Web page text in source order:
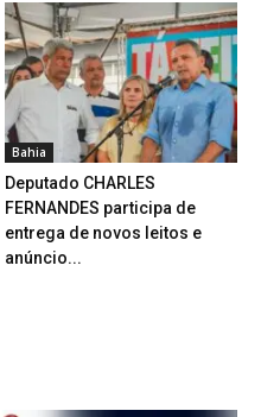
Bahia
Deputado CHARLES
FERNANDES participa de
entrega de novos leitos e
anúncio...